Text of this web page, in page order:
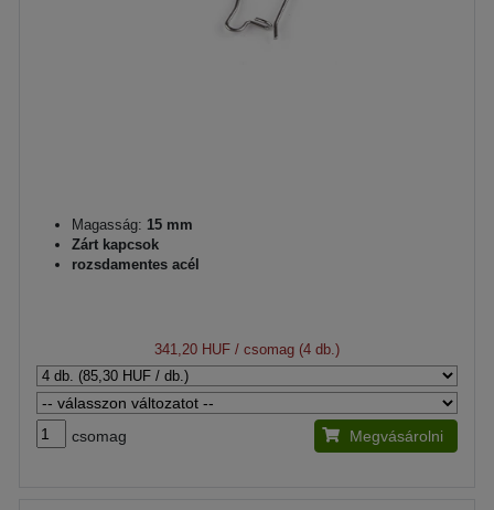
Magasság: 15 mm
Zárt kapcsok
rozsdamentes acél
341,20 HUF / csomag (4 db.)
csomag Megvásárolni